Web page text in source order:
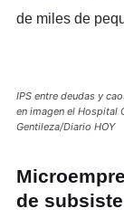
de miles de
IPS entre deudas y
en imagen el Hospital
Gentileza/Diario HOY
de